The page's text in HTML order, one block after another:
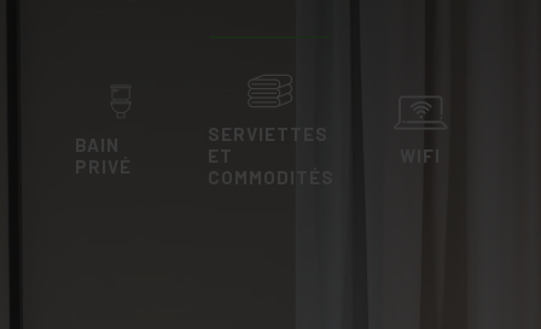
BAIN
PRIVÉ
SERVIETTES
ET
COMMODITÉS
WIFI